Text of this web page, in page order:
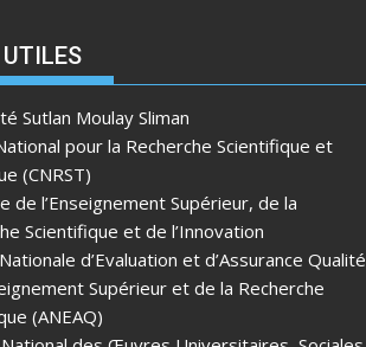
Sutlan Moulay Sliman
pour la Recherche Scientifique et
(CNRST)
de l’Enseignement Supérieur, de la
Scientifique et de l’Innovation
d’Evaluation et d’Assurance Qualité
Supérieur et de la Recherche
(ANEAQ)